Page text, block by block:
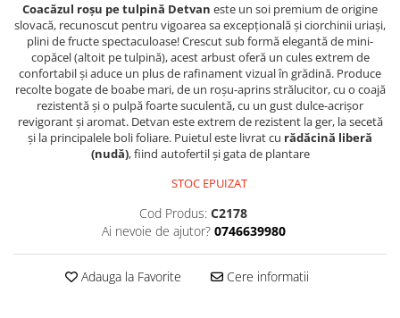
Coacăzul roșu pe tulpină Detvan este un soi premium de origine
slovacă, recunoscut pentru vigoarea sa excepțională și ciorchinii uriași,
plini de fructe spectaculoase! Crescut sub formă elegantă de mini-
copăcel (altoit pe tulpină), acest arbust oferă un cules extrem de
confortabil și aduce un plus de rafinament vizual în grădină. Produce
recolte bogate de boabe mari, de un roșu-aprins strălucitor, cu o coajă
rezistentă și o pulpă foarte suculentă, cu un gust dulce-acrișor
revigorant și aromat. Detvan este extrem de rezistent la ger, la secetă
și la principalele boli foliare. Puietul este livrat cu rădăcină liberă
(nudă), fiind autofertil și gata de plantare
STOC EPUIZAT
Cod Produs: C2178
Ai nevoie de ajutor? 0746639980
Adauga la Favorite Cere informatii